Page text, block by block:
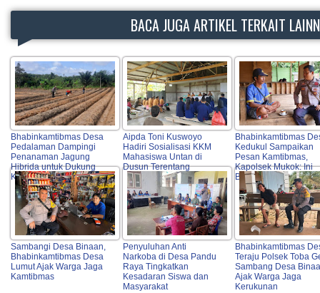
BACA JUGA ARTIKEL TERKAIT
Bhabinkamtibmas Desa
Pedalaman Dampingi
Penanaman Jagung
Hibrida untuk Dukung
Ketahanan Pangan
Aipda Toni Kuswoyo
Hadiri Sosialisasi KKM
Mahasiswa Untan di
Dusun Terentang
Bhabinkamtibmas
Kedukul Sampaikan
Pesan Kamtibmas,
Kapolsek Mukok: Ini
Bentuk Pelayanan
Sambangi Desa Binaan,
Bhabinkamtibmas Desa
Lumut Ajak Warga Jaga
Kamtibmas
Penyuluhan Anti
Narkoba di Desa Pandu
Raya Tingkatkan
Kesadaran Siswa dan
Masyarakat
Bhabinkamtibmas
Teraju Polsek Toba
Sambang Desa
Ajak Warga Jaga
Kerukunan